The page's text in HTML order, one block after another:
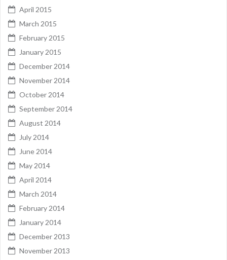
April 2015
March 2015
February 2015
January 2015
December 2014
November 2014
October 2014
September 2014
August 2014
July 2014
June 2014
May 2014
April 2014
March 2014
February 2014
January 2014
December 2013
November 2013